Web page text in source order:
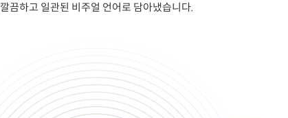
깔끔하고 일관된 비주얼 언어로 담아냈습니다.